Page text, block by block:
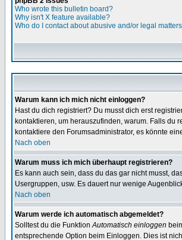
Who wrote this bulletin board?
Why isn't X feature available?
Who do I contact about abusive and/or legal
Warum kann ich mich nicht einloggen?
Hast du dich registriert? Du musst dich erst
kontaktieren, um herauszufinden, warum. Falls du
kontaktiere den Forumsadministrator, es könnte
Nach oben
Warum muss ich mich überhaupt registrieren?
Es kann auch sein, dass du das gar nicht musst,
Usergruppen, usw. Es dauert nur wenige
Nach oben
Warum werde ich automatisch abgemeldet?
Solltest du die FunktionAutomatisch einloggen
entsprechende Option beim Einloggen. Dies ist